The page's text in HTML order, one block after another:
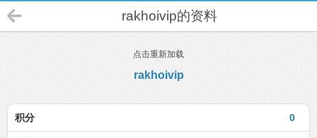
rakhoivip的资料
点击重新加载
rakhoivip
0
积分